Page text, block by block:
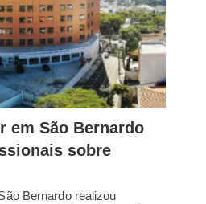
em São Bernardo
sobre
Bernardo realizou